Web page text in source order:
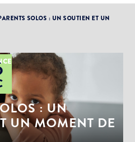
&
ACTUALITÉS &
ÉVÈNEMENTS
DÉMOCRATIE
PARTICIPATIVE
SOLOS : UN SOUTIEN ET UN
: UN
UN MOMENT DE